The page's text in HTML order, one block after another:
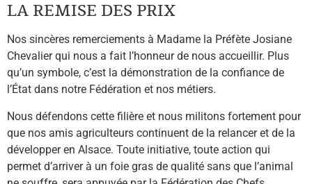
LA REMISE DES PRIX
Nos sincères remerciements à Madame la Préfète Josiane
Chevalier qui nous a fait l’honneur de nous accueillir. Plus
qu’un symbole, c’est la démonstration de la confiance de
l’État dans notre Fédération et nos métiers.
Nous défendons cette filière et nous militons fortement pour
que nos amis agriculteurs continuent de la relancer et de la
développer en Alsace. Toute initiative, toute action qui
permet d’arriver à un foie gras de qualité sans que l’animal